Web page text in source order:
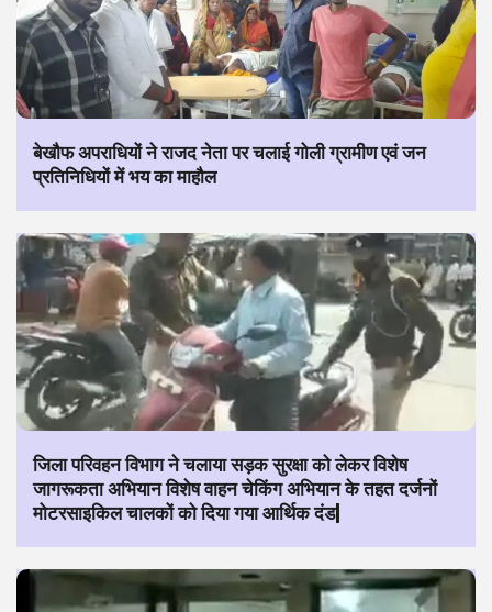
बेखौफ अपराधियों ने राजद नेता पर चलाई गोली ग्रामीण एवं जन
प्रतिनिधियों में भय का माहौल
जिला परिवहन विभाग ने चलाया सड़क सुरक्षा को लेकर विशेष
जागरूकता अभियान विशेष वाहन चेकिंग अभियान के तहत दर्जनों
मोटरसाइकिल चालकों को दिया गया आर्थिक दंड|